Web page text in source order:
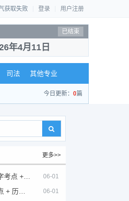
获取失败 登录 用户注册
已结束
年4月11日
司法 其他专业
今日更新： 0篇
更多>>
2026年一级造价工程师时间数字考点 + 计算公式大全 06-01
2026年一级造价工程师高频考点 + 历年真题合集 06-01